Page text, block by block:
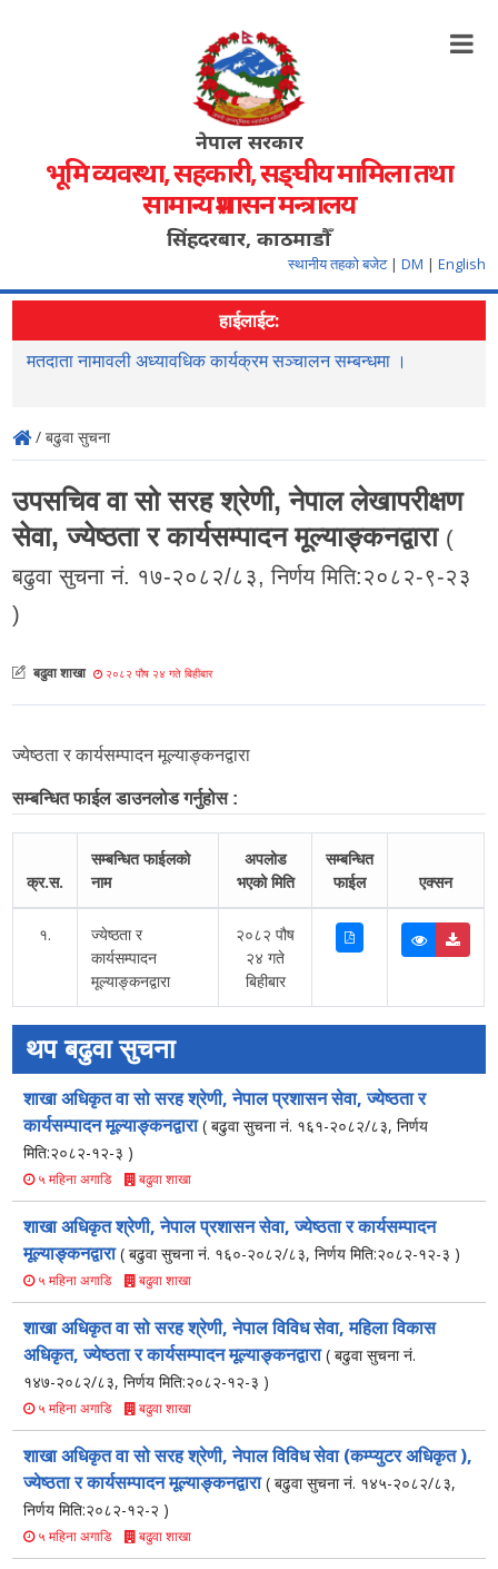
नेपाल सरकार
भूमि व्यवस्था, सहकारी, सङ्‍घीय मामिला तथा
सामान्य प्रशासन मन्त्रालय
सिंहदरबार, काठमाडौँ
स्थानीय तहको बजेट | DM | English
हाईलाईट:
मतदाता नामावली अध्यावधिक कार्यक्रम सञ्चालन सम्बन्धमा ।
/ बढुवा सुचना
उपसचिव वा सो सरह श्रेणी, नेपाल लेखापरीक्षण
सेवा, ज्येष्ठता र कार्यसम्पादन मूल्याङ्कनद्वारा (
बढुवा सुचना नं. १७-२०८२/८३, निर्णय मिति:२०८२-९-२३
)
बढुवा शाखा २०८२ पौष २४ गते बिहीबार
ज्येष्ठता र कार्यसम्पादन मूल्याङ्कनद्वारा
सम्बन्धित फाईल डाउनलोड गर्नुहोस :
क्र.स.
सम्बन्धित फाईलको
नाम
अपलोड
भएको मिति
सम्बन्धित
फाईल
एक्सन
१.
ज्येष्ठता र
कार्यसम्पादन
मूल्याङ्कनद्वारा
२०८२ पौष
२४ गते
बिहीबार
थप बढुवा सुचना
शाखा अधिकृत वा सो सरह श्रेणी, नेपाल प्रशासन सेवा, ज्येष्ठता र
कार्यसम्पादन मूल्याङ्कनद्वारा( बढुवा सुचना नं. १६१-२०८२/८३, निर्णय
मिति:२०८२-१२-३ )
५ महिना अगाडि बढुवा शाखा
शाखा अधिकृत श्रेणी, नेपाल प्रशासन सेवा, ज्येष्ठता र कार्यसम्पादन
मूल्याङ्कनद्वारा( बढुवा सुचना नं. १६०-२०८२/८३, निर्णय मिति:२०८२-१२-३ )
५ महिना अगाडि बढुवा शाखा
शाखा अधिकृत वा सो सरह श्रेणी, नेपाल विविध सेवा, महिला विकास
अधिकृत, ज्येष्ठता र कार्यसम्पादन मूल्याङ्कनद्वारा( बढुवा सुचना नं.
१४७-२०८२/८३, निर्णय मिति:२०८२-१२-३ )
५ महिना अगाडि बढुवा शाखा
शाखा अधिकृत वा सो सरह श्रेणी, नेपाल विविध सेवा (कम्प्युटर अधिकृत ),
ज्येष्ठता र कार्यसम्पादन मूल्याङ्कनद्वारा( बढुवा सुचना नं. १४५-२०८२/८३,
निर्णय मिति:२०८२-१२-२ )
५ महिना अगाडि बढुवा शाखा